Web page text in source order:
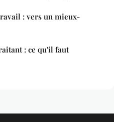
: vers un mieux-
: ce qu'il faut